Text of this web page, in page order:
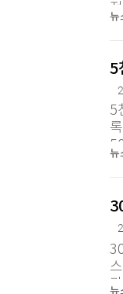
뉴
5
5
뉴
뉴